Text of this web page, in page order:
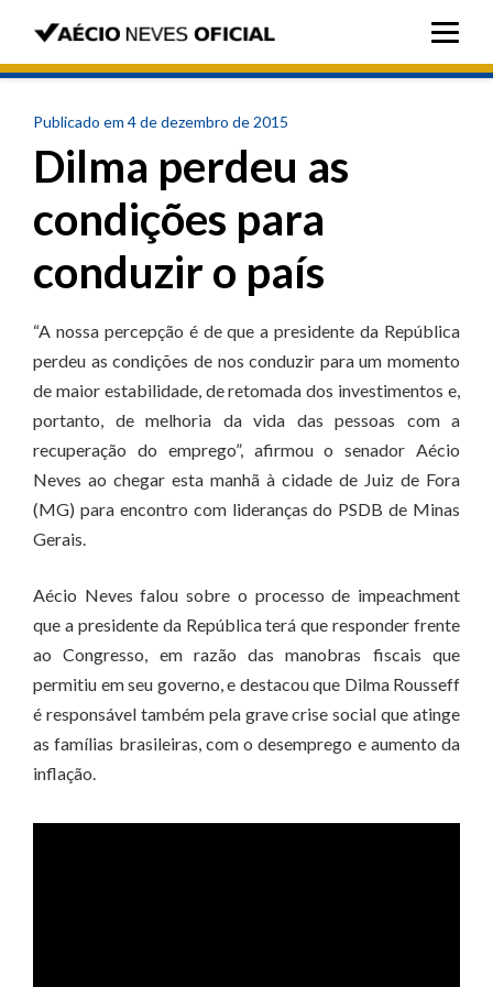
Publicado em 4 de dezembro de 2015
Dilma perdeu as
condições para
conduzir o país
“A nossa percepção é de que a presidente da República
perdeu as condições de nos conduzir para um momento
de maior estabilidade, de retomada dos investimentos e,
portanto, de melhoria da vida das pessoas com a
recuperação do emprego”, afirmou o senador Aécio
Neves ao chegar esta manhã à cidade de Juiz de Fora
(MG) para encontro com lideranças do PSDB de Minas
Gerais.
Aécio Neves falou sobre o processo de impeachment
que a presidente da República terá que responder frente
ao Congresso, em razão das manobras fiscais que
permitiu em seu governo, e destacou que Dilma Rousseff
é responsável também pela grave crise social que atinge
as famílias brasileiras, com o desemprego e aumento da
inflação.